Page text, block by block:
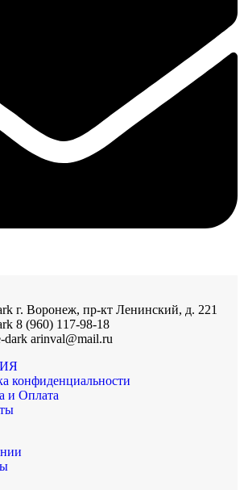
г. Воронеж, пр-кт Ленинский, д. 221
8 (960) 117-98-18
arinval@mail.ru
конфиденциальности
и Оплата